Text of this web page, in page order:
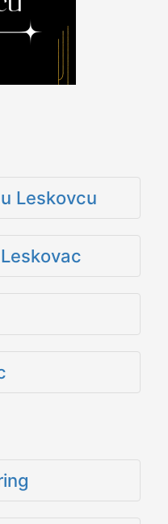
Leskovcu